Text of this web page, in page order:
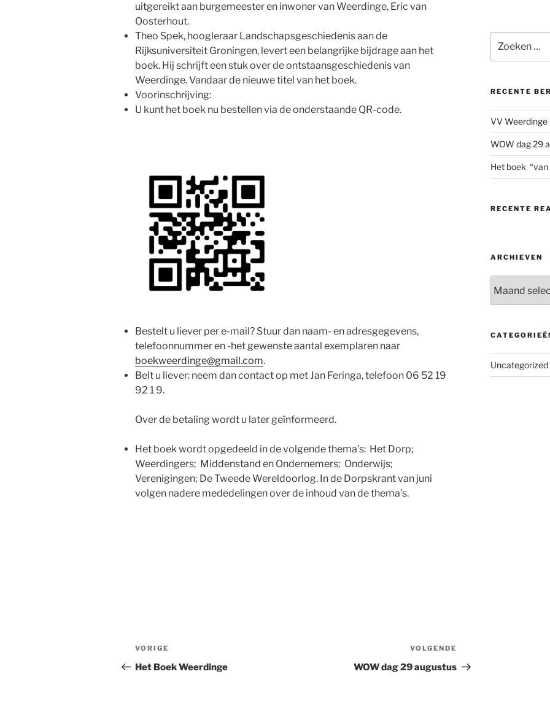
uitgereikt aan burgemeester en inwoner van Weerdinge, Eric van
Oosterhout.
Theo Spek, hoogleraar Landschapsgeschiedenis aan de
Rijksuniversiteit Groningen, levert een belangrijke bijdrage aan het
boek. Hij schrijft een stuk over de ontstaansgeschiedenis van
Weerdinge. Vandaar de nieuwe titel van het boek.
Voorinschrijving:
U kunt het boek nu bestellen via de onderstaande QR-code.
Bestelt u liever per e-mail? Stuur dan naam- en adresgegevens,
telefoonnummer en -het gewenste aantal exemplaren naar
boekweerdinge@gmail.com.
Belt u liever: neem dan contact op met Jan Feringa, telefoon 06 52 19
92 1 9.
Over de betaling wordt u later geïnformeerd.
Het boek wordt opgedeeld in de volgende thema’s: Het Dorp;
Weerdingers; Middenstand en Ondernemers; Onderwijs;
Verenigingen; De Tweede Wereldoorlog. In de Dorpskrant van juni
volgen nadere mededelingen over de inhoud van de thema’s.
Bericht
navigatie
Vorig
bericht
VORIGE
Het Boek Weerdinge
bericht
VOLGENDE
WOW dag 29 augustus
naar:
RECENTE
VV Weerdinge
WOW dag 29
Het boek
RECENTE
ARCHIEVEN
Uncategorized